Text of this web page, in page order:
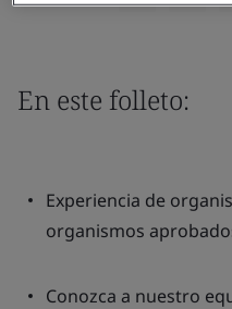
En este folleto:
Experiencia de
organismos
Conozca a nuestro